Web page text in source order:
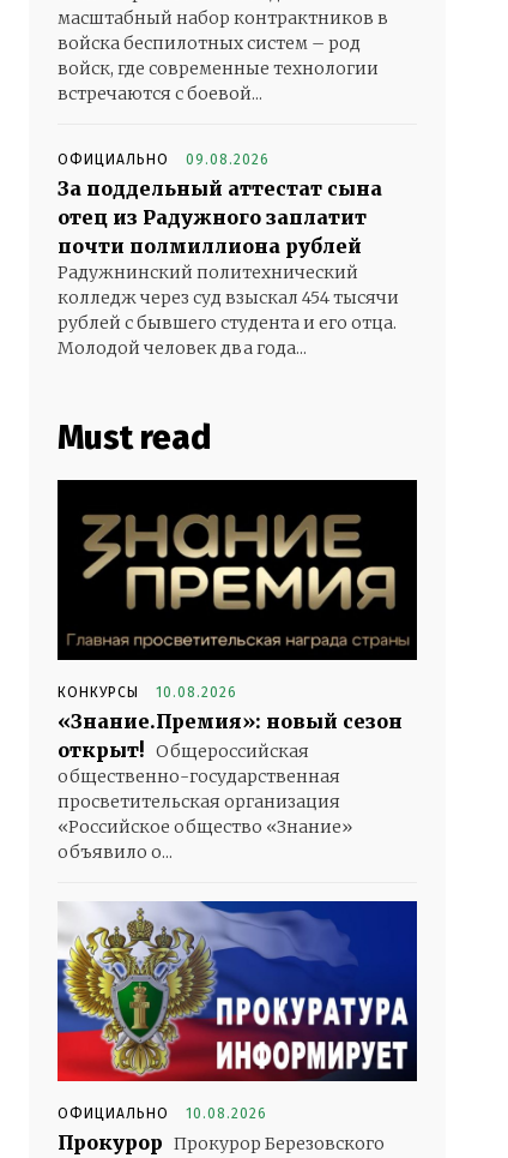
масштабный набор контрактников в
войска беспилотных систем – род
войск, где современные технологии
встречаются с боевой...
ОФИЦИАЛЬНО 09.08.2026
За поддельный аттестат сына
отец из Радужного заплатит
почти полмиллиона рублей
Радужнинский политехнический
колледж через суд взыскал 454 тысячи
рублей с бывшего студента и его отца.
Молодой человек два года...
Must read
КОНКУРСЫ 10.08.2026
«Знание.Премия»: новый сезон
открыт! Общероссийская
общественно-государственная
просветительская организация
«Российское общество «Знание»
объявило о...
ОФИЦИАЛЬНО 10.08.2026
Прокурор Прокурор Березовского